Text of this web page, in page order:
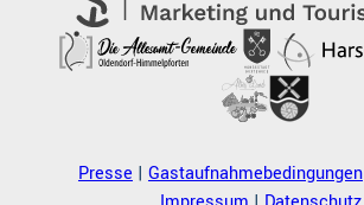
Presse Gastaufnahmebedingungen